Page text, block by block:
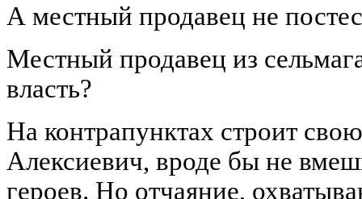
А местный продавец не
Местный продавец из
власть?
На контрапунктах строит
Алексиевич, вроде бы не
героев. Но отчаяние,